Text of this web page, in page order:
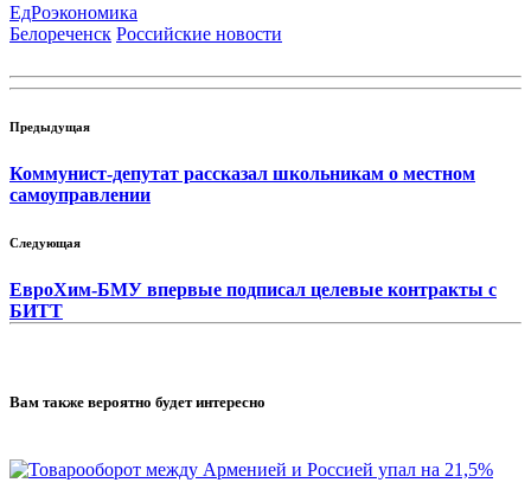
ЕдРоэкономика
Белореченск Российские новости
Предыдущая
Коммунист-депутат рассказал школьникам о местном
самоуправлении
Следующая
ЕвроХим-БМУ впервые подписал целевые контракты с
БИТТ
Вам также вероятно будет интересно